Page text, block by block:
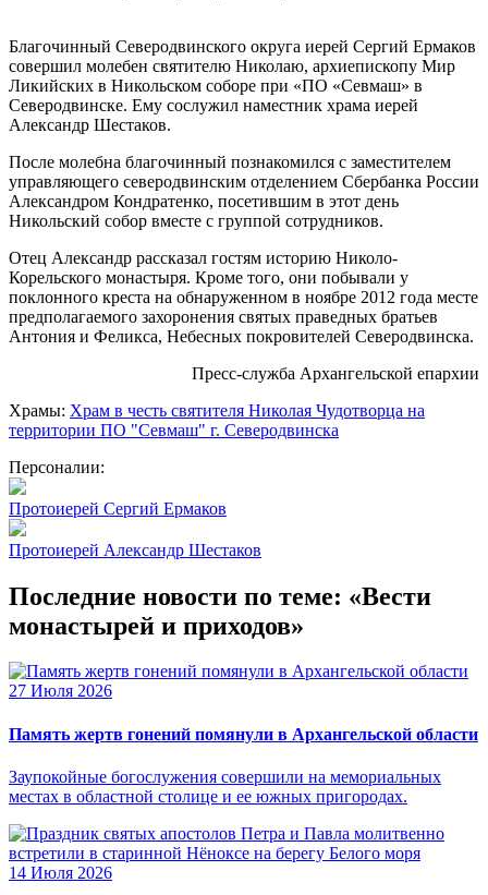
Благочинный Северодвинского округа иерей Сергий Ермаков
совершил молебен святителю Николаю, архиепископу Мир
Ликийских в Никольском соборе при «ПО «Севмаш» в
Северодвинске. Ему сослужил наместник храма иерей
Александр Шестаков.
После молебна благочинный познакомился с заместителем
управляющего северодвинским отделением Сбербанка России
Александром Кондратенко, посетившим в этот день
Никольский собор вместе с группой сотрудников.
Отец Александр рассказал гостям историю Николо-
Корельского монастыря. Кроме того, они побывали у
поклонного креста на обнаруженном в ноябре 2012 года месте
предполагаемого захоронения святых праведных братьев
Антония и Феликса, Небесных покровителей Северодвинска.
Пресс-служба Архангельской епархии
Храмы: Храм в честь святителя Николая Чудотворца на
территории ПО "Севмаш" г. Северодвинска
Персоналии:
Протоиерей Сергий Ермаков
Протоиерей Александр Шестаков
Последние новости по теме: «Вести
монастырей и приходов»
27 Июля 2026
Память жертв гонений помянули в Архангельской области
Заупокойные богослужения совершили на мемориальных
местах в областной столице и ее южных пригородах.
14 Июля 2026